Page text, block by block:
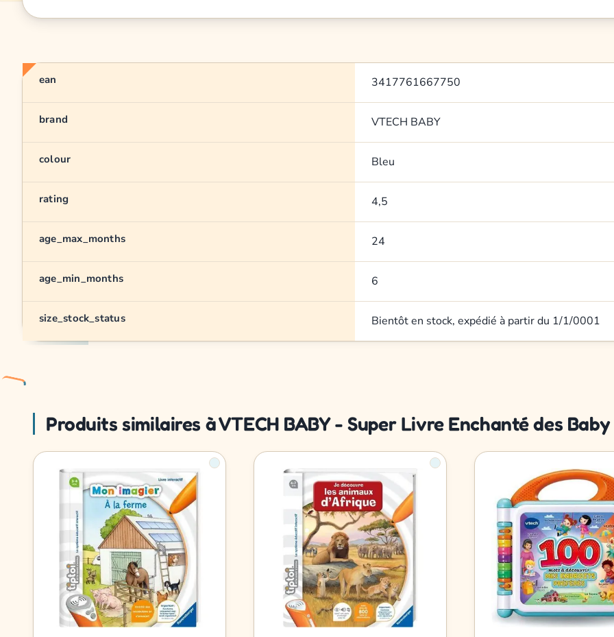
ean 3417761667750
brand VTECH BABY
colour Bleu
rating 4,5
age_max_months 24
age_min_months 6
size_stock_status Bientôt en stock, expédié à partir du 1/1/0001
Produits similaires à VTECH BABY - Super Livre Enchanté des